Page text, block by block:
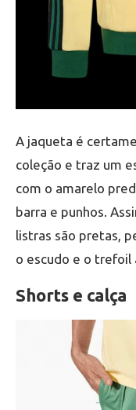
A jaqueta é
coleção e traz um
com o amarelo
barra e punhos.
listras são pretas,
o escudo e o trefoil
Shorts e calça